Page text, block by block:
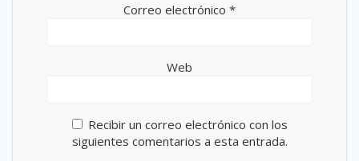
Correo electrónico *
Web
Recibir un correo electrónico con los
siguientes comentarios a esta entrada.